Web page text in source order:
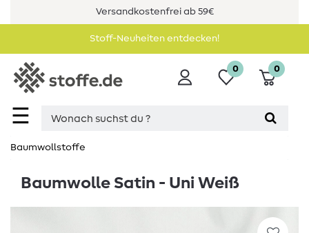
Versandkostenfrei ab 59€
Stoff-Neuheiten entdecken!
☰
0 0
Baumwollstoffe
Baumwolle Satin - Uni Weiß